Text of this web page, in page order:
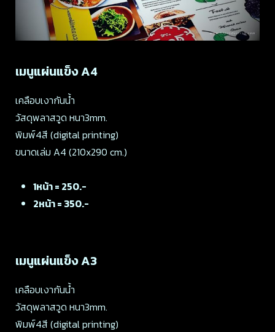
เมนูแผ่นแข็ง A4
เคลือบเงากันน้ำ
วัสดุพลาสวูด หนา3mm.
พิมพ์4สี (digital printing)
ขนาดเล่ม A4 (210x290 cm.)
1หน้า = 250.-
2หน้า = 350.-
เมนูแผ่นแข็ง A3
เคลือบเงากันน้ำ
วัสดุพลาสวูด หนา3mm.
พิมพ์4สี (digital printing)